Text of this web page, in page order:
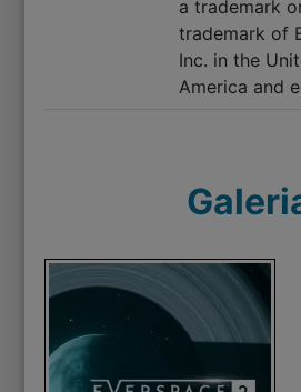
a trademark
trademark of
Inc. in the
America and